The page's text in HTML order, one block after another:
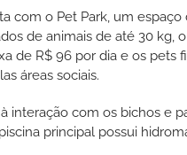
com o Pet Park, um
de animais de até 30 kg,
de R$ 96 por dia e os
áreas sociais.
interação com os bichos e
principal possui